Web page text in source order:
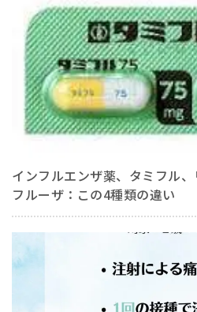
インフルエンザ薬、タミフル
フルーザ：この4種類の違い